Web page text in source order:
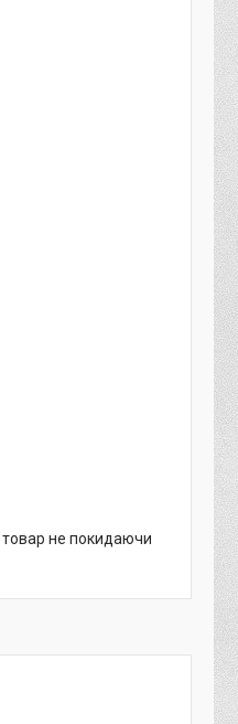
товар не покидаючи